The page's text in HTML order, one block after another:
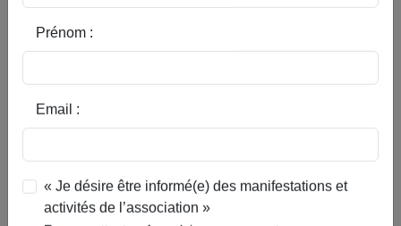
Prénom :
Email :
« Je désire être informé(e) des manifestations et
activités de l’association »